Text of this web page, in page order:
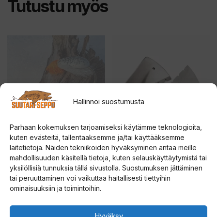
Hallinnoi suostumusta
Parhaan kokemuksen tarjoamiseksi käytämme teknologioita,
kuten evästeitä, tallentaaksemme ja/tai käyttääksemme
laitetietoja. Näiden tekniikoiden hyväksyminen antaa meille
mahdollisuuden käsitellä tietoja, kuten selauskäyttäytymistä tai
yksilöllisiä tunnuksia tällä sivustolla. Suostumuksen jättäminen
tai peruuttaminen voi vaikuttaa haitallisesti tiettyihin
ominaisuuksiin ja toimintoihin.
Tutustu myös
PERUS-VALKO
KOPPIAINEN
4.71
5:stä
14,00 €
Valitse vaihtoehdoista
useampi
muunnelma.
Voit
valinnat
tuotteen
sivulla.
Strikemaster Lazer
Replacement Blades
kairan teräpalat
40,00
Valitse vaihtoehdoista
useampi
Voit
valinnat
tuotteen
sivulla.